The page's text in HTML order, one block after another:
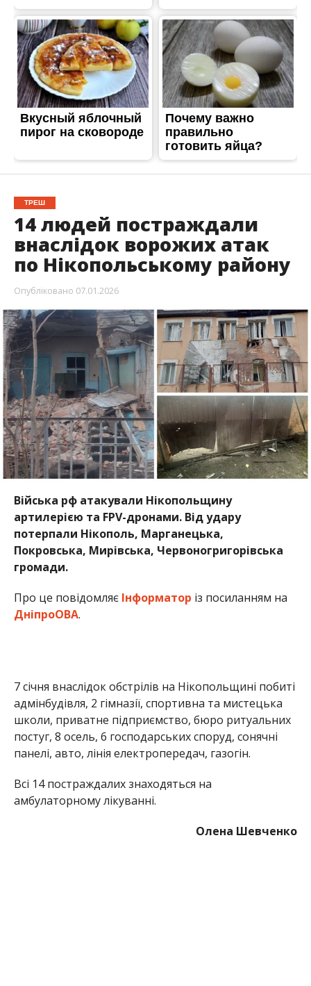
ТРЕШ
14 людей постраждали
внаслідок ворожих атак
по Нікопольському району
Опубліковано 07.01.2026
Війська рф атакували Нікопольщину
артилерією та FPV-дронами. Від удару
потерпали Нікополь, Марганецька,
Покровська, Мирівська, Червоногригорівська
громади.
Про це повідомляє Інформатор із посиланням на
ДніпроОВА.
7 січня внаслідок обстрілів на Нікопольщині побиті
адмінбудівля, 2 гімназії, спортивна та мистецька
школи, приватне підприємство, бюро ритуальних
постуг, 8 осель, 6 господарських споруд, сонячні
панелі, авто, лінія електропередач, газогін.
Всі 14 постраждалих знаходяться на
амбулаторному лікуванні.
Олена Шевченко